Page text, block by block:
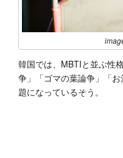
韓国では、MBTIと並ぶ性
争」「ゴマの葉論争」「
題になっているそう。